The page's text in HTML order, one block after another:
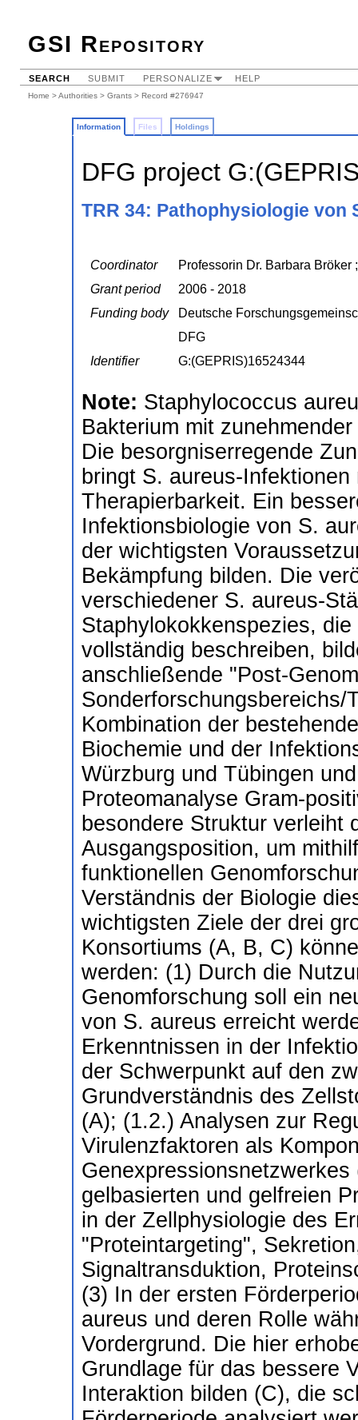
GSI Repository
SEARCH SUBMIT PERSONALIZE HELP
Home >Authorities > Grants > Record #276947
Information Files Holdings
DFG project
TRR 34: Pathophysiologie von
Coordinator
Professorin Dr. Barbara
Grant period
2006 - 2018
Funding body
Deutsche
DFG
Identifier
G:(GEPRIS)16524344
Note: Staphylococcus
Bakterium mit
Die besorgniserregende
bringt S. aureus-
Therapierbarkeit. Ein
Infektionsbiologie von S.
der wichtigsten
Bekämpfung bilden. Die
verschiedener S. aureus-
Staphylokokkenspezies,
vollständig beschreiben,
anschließende "Post-
Sonderforschungsbereichs/
Kombination der
Biochemie und der
Würzburg und Tübingen
Proteomanalyse Gram-
besondere Struktur verleiht
Ausgangsposition, um
funktionellen
Verständnis der Biologie
wichtigsten Ziele der drei
Konsortiums (A, B, C)
werden: (1) Durch die
Genomforschung soll ein
von S. aureus erreicht
Erkenntnissen in der
der Schwerpunkt auf den
Grundverständnis des
(A); (1.2.) Analysen zur
Virulenzfaktoren als
gelbasierten und gelfreien
in der Zellphysiologie des
"Proteintargeting",
Signaltransduktion,
(3) In der ersten
aureus und deren Rolle
Vordergrund. Die hier
Grundlage für das bessere
Interaktion bilden (C), die